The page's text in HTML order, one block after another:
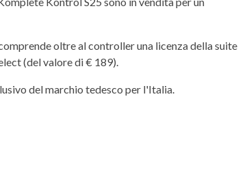
oltre al controller una licenza della suite
(del valore di € 189).
del marchio tedesco per l'Italia.